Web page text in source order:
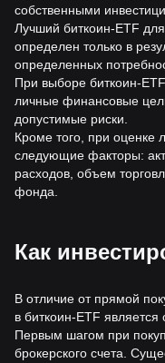
собственными
Лучший биткоин-ETF
определен только в
определенных
При выборе биткоин-
личные финансовые
допустимые риски.
Кроме того, при оценке
следующие факторы:
расходов, объем
фонда.
Как
В отличие от прямой
в биткоин-ETF
Первым шагом при
брокерского счета.